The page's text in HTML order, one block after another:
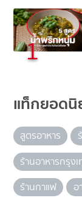
1
แท็กยอดนิ
สูตรอาหาร
ร้านอาหารกรุง
ร้านกาแฟ
อ